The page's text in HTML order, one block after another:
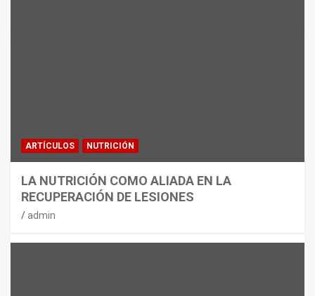
ARTÍCULOS NUTRICIÓN
LA NUTRICIÓN COMO ALIADA EN LA
RECUPERACIÓN DE LESIONES
admin